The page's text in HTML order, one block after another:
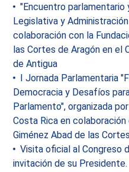
"Encuentro parlamentario
Legislativa y
colaboración con la
las Cortes de Aragón en el
de Antigua
I Jornada Parlamentaria
Democracia y Desafíos
Parlamento", organizada
Costa Rica en
Giménez Abad de las
Visita oficial al Congreso
invitación de su Presidente.